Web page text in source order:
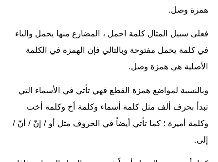
همزة وصل.
فعلى سبيل المثال كلمة احمل ، المضارع منها يحمل والياء
في كلمة يحمل مفتوحة وبالتالي فإن الهمزة في الكلمة
الأصلية هي همزة وصل.
وبالنسبة لمواضع همزة القطع فهي تأتي في الأسماء التي
تبدأ بحرف ألف مثل كلمة أسماء وكلمة أخ وكلمة أخت
وكلمة أميرة ؛ كما تأتي أيضاً في الحروف مثل أو / إنّ / أنّ /
إلى.